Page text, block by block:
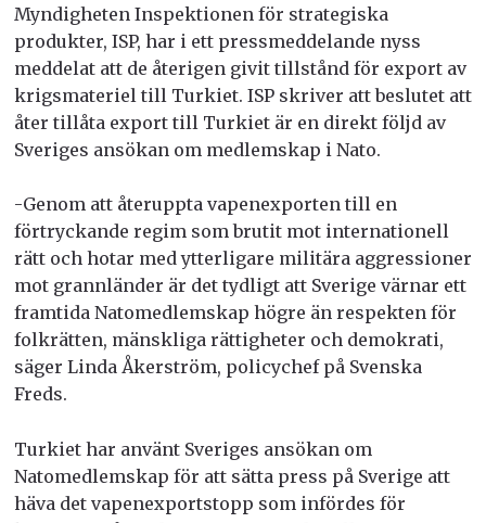
Myndigheten Inspektionen för strategiska
produkter, ISP, har i ett pressmeddelande nyss
meddelat att de återigen givit tillstånd för export av
krigsmateriel till Turkiet. ISP skriver att beslutet att
åter tillåta export till Turkiet är en direkt följd av
Sveriges ansökan om medlemskap i Nato.
-Genom att återuppta vapenexporten till en
förtryckande regim som brutit mot internationell
rätt och hotar med ytterligare militära aggressioner
mot grannländer är det tydligt att Sverige värnar ett
framtida Natomedlemskap högre än respekten för
folkrätten, mänskliga rättigheter och demokrati,
säger Linda Åkerström, policychef på Svenska
Freds.
Turkiet har använt Sveriges ansökan om
Natomedlemskap för att sätta press på Sverige att
häva det vapenexportstopp som infördes för